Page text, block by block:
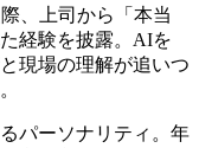
、上司から「本当
経験を披露。AIを
現場の理解が追いつ
パーソナリティ。年